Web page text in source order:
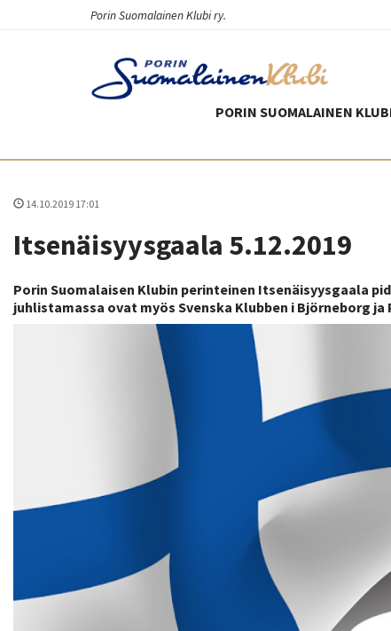
Porin Suomalainen Klubi ry.
PORIN SUOMALAINEN
14.10.2019 17:01
Itsenäisyysgaala 5.12.2019
Porin Suomalaisen Klubin perinteinen Itsenäisyysgaala
juhlistamassa ovat myös Svenska Klubben i Björneborg ja